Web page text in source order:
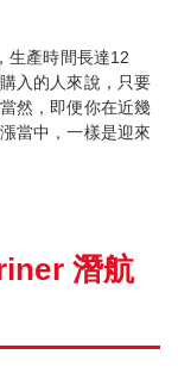
生產時間長達12
入的人來說，只要
然，即便你在近幾
當中，一樣是迎來
潛航